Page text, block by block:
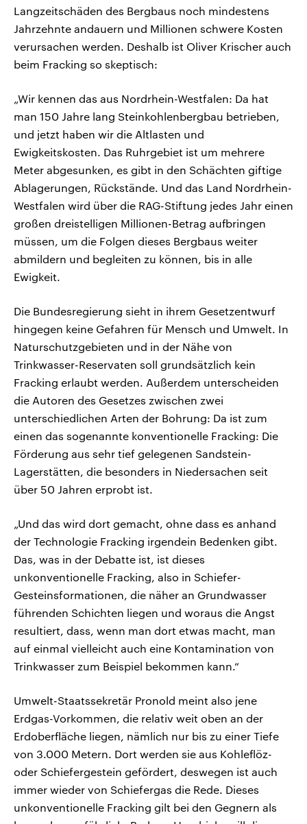
Langzeitschäden des Bergbaus noch mindestens
Jahrzehnte andauern und Millionen schwere Kosten
verursachen werden. Deshalb ist Oliver Krischer auch
beim Fracking so skeptisch:
„Wir kennen das aus Nordrhein-Westfalen: Da hat
man 150 Jahre lang Steinkohlenbergbau betrieben,
und jetzt haben wir die Altlasten und
Ewigkeitskosten. Das Ruhrgebiet ist um mehrere
Meter abgesunken, es gibt in den Schächten giftige
Ablagerungen, Rückstände. Und das Land Nordrhein-
Westfalen wird über die RAG-Stiftung jedes Jahr einen
großen dreistelligen Millionen-Betrag aufbringen
müssen, um die Folgen dieses Bergbaus weiter
abmildern und begleiten zu können, bis in alle
Ewigkeit.
Die Bundesregierung sieht in ihrem Gesetzentwurf
hingegen keine Gefahren für Mensch und Umwelt. In
Naturschutzgebieten und in der Nähe von
Trinkwasser-Reservaten soll grundsätzlich kein
Fracking erlaubt werden. Außerdem unterscheiden
die Autoren des Gesetzes zwischen zwei
unterschiedlichen Arten der Bohrung: Da ist zum
einen das sogenannte konventionelle Fracking: Die
Förderung aus sehr tief gelegenen Sandstein-
Lagerstätten, die besonders in Niedersachen seit
über 50 Jahren erprobt ist.
„Und das wird dort gemacht, ohne dass es anhand
der Technologie Fracking irgendein Bedenken gibt.
Das, was in der Debatte ist, ist dieses
unkonventionelle Fracking, also in Schiefer-
Gesteinsformationen, die näher an Grundwasser
führenden Schichten liegen und woraus die Angst
resultiert, dass, wenn man dort etwas macht, man
auf einmal vielleicht auch eine Kontamination von
Trinkwasser zum Beispiel bekommen kann.“
Umwelt-Staatssekretär Pronold meint also jene
Erdgas-Vorkommen, die relativ weit oben an der
Erdoberfläche liegen, nämlich nur bis zu einer Tiefe
von 3.000 Metern. Dort werden sie aus Kohleflöz-
oder Schiefergestein gefördert, deswegen ist auch
immer wieder von Schiefergas die Rede. Dieses
unkonventionelle Fracking gilt bei den Gegnern als